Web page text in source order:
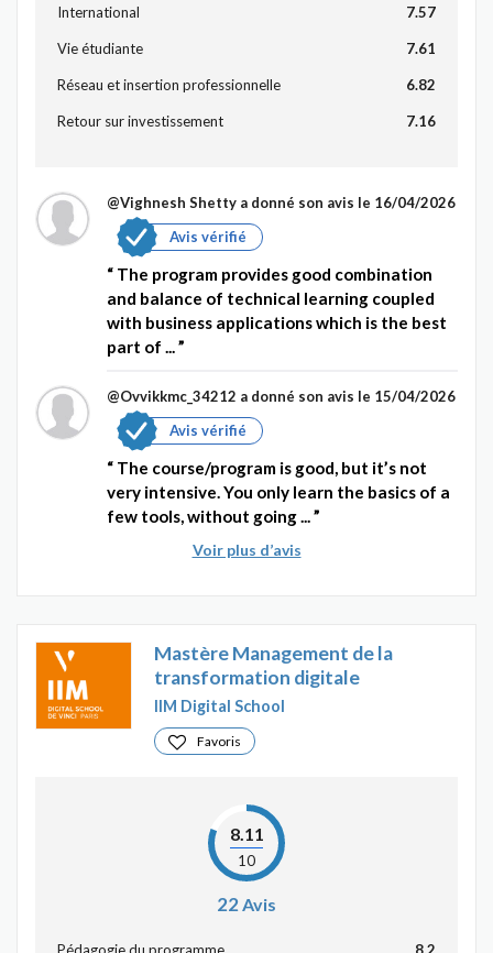
International 7.57
Vie étudiante 7.61
Réseau et insertion professionnelle 6.82
Retour sur investissement 7.16
@Vighnesh Shetty a donné son avis le 16/04/2026
Avis vérifié
The program provides good combination
and balance of technical learning coupled
with business applications which is the best
part of ...
@Ovvikkmc_34212 a donné son avis le 15/04/2026
Avis vérifié
The course/program is good, but it’s not
very intensive. You only learn the basics of a
few tools, without going ...
Voir plus d’avis
Mastère Management de la
transformation digitale
IIM Digital School
Favoris
8.11
10
22Avis